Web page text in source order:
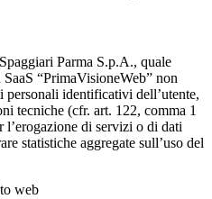
Parma S.p.A., quale
“PrimaVisioneWeb” non
personali identificativi dell’utente,
tecniche (cfr. art. 122, comma 1
di servizi o di dati
statistiche aggregate sull’uso del
web